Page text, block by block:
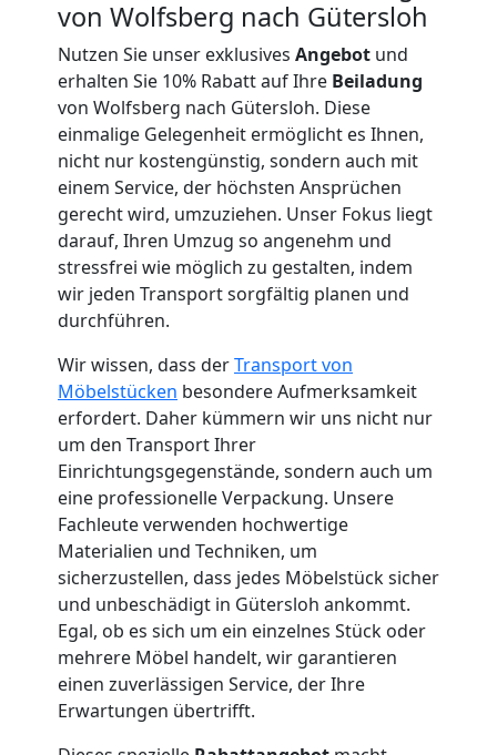
von Wolfsberg nach Gütersloh
Nutzen Sie unser exklusives Angebot und
erhalten Sie 10% Rabatt auf Ihre Beiladung
von Wolfsberg nach Gütersloh. Diese
einmalige Gelegenheit ermöglicht es Ihnen,
nicht nur kostengünstig, sondern auch mit
einem Service, der höchsten Ansprüchen
gerecht wird, umzuziehen. Unser Fokus liegt
darauf, Ihren Umzug so angenehm und
stressfrei wie möglich zu gestalten, indem
wir jeden Transport sorgfältig planen und
durchführen.
Wir wissen, dass derTransport von
Möbelstücken besondere Aufmerksamkeit
erfordert. Daher kümmern wir uns nicht nur
um den Transport Ihrer
Einrichtungsgegenstände, sondern auch um
eine professionelle Verpackung. Unsere
Fachleute verwenden hochwertige
Materialien und Techniken, um
sicherzustellen, dass jedes Möbelstück sicher
und unbeschädigt in Gütersloh ankommt.
Egal, ob es sich um ein einzelnes Stück oder
mehrere Möbel handelt, wir garantieren
einen zuverlässigen Service, der Ihre
Erwartungen übertrifft.
Küchenumzug
Wolfsberg
Umzug
und
Lagerung
Wolfsberg
Full-
Service-
Umzug
Wolfsberg
Qualitäts-